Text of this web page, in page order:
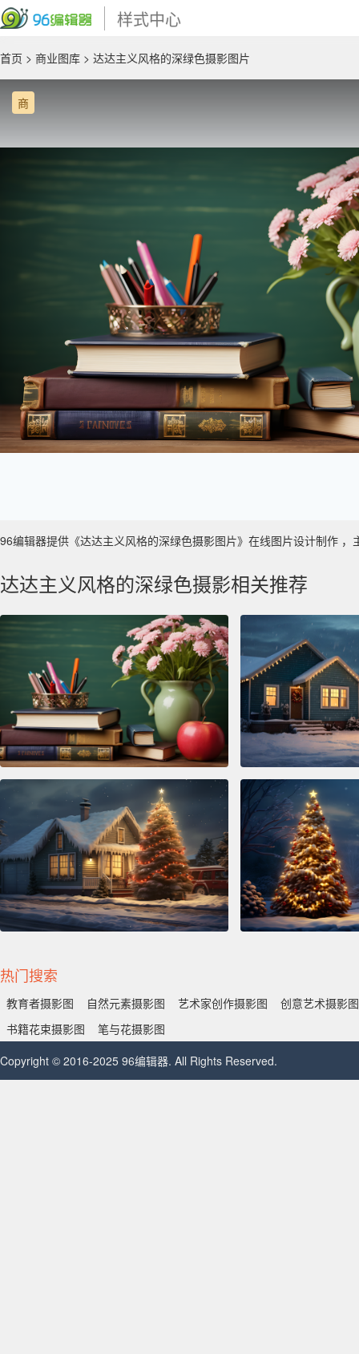
样式中心
首页 > 商业图库 > 达达主义风格的深绿色摄影图片
商
96编辑器提供《达达主义风格的深绿色摄影图片》在线图片设计制作
达达主义风格的深绿色摄影相关推荐
热门搜索
教育者摄影图 自然元素摄影图 艺术家创作摄影图
创意艺术摄影图
书籍花束摄影图
笔与花摄影图
Copyright © 2016-2025 96编辑器. All Rights Reserved.